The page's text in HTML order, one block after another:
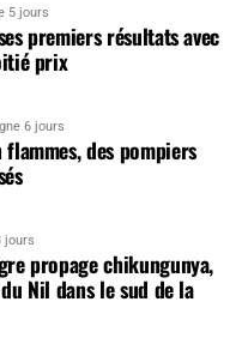
5 jours
premiers résultats avec
prix
6 jours
des pompiers
jours
propage chikungunya,
Nil dans le sud de la